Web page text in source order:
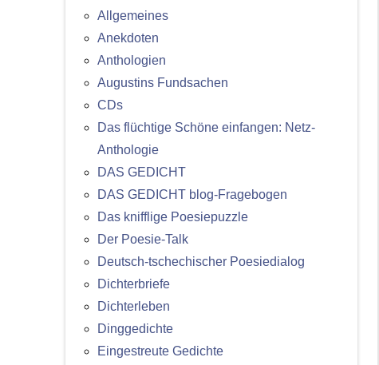
Allgemeines
Anekdoten
Anthologien
Augustins Fundsachen
CDs
Das flüchtige Schöne einfangen: Netz-
Anthologie
DAS GEDICHT
DAS GEDICHT blog-Fragebogen
Das knifflige Poesiepuzzle
Der Poesie-Talk
Deutsch-tschechischer Poesiedialog
Dichterbriefe
Dichterleben
Dinggedichte
Eingestreute Gedichte